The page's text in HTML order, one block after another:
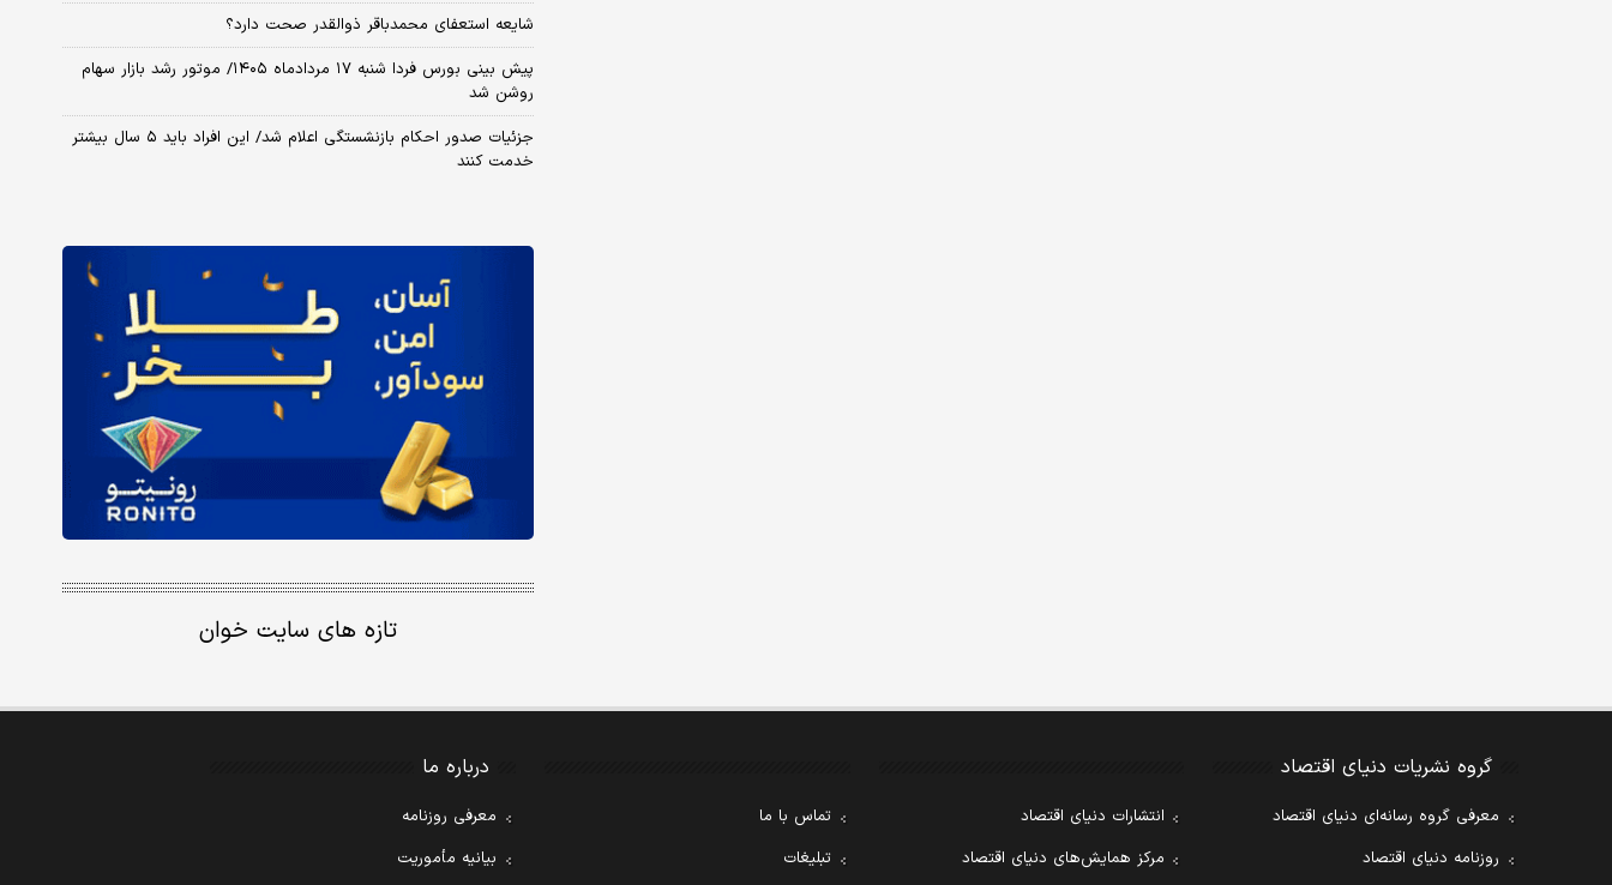
شایعه استعفای محمدباقر ذوالقدر صحت دارد؟
پیش بینی بورس فردا شنبه ۱۷ مردادماه ۱۴۰۵/ موتور رشد بازار سهام
روشن شد
جزئیات صدور احکام بازنشستگی اعلام شد/ این افراد باید ۵ سال بیشتر
خدمت کنند
تازه های سایت خوان
گروه نشریات دنیای اقتصاد
معرفی گروه رسانه‌ای دنیای اقتصاد
روزنامه دنیای اقتصاد
انتشارات دنیای اقتصاد
مرکز همایش‌های دنیای اقتصاد
تماس با ما
تبلیغات
درباره ما
معرفی روزنامه
بیانیه مأموریت